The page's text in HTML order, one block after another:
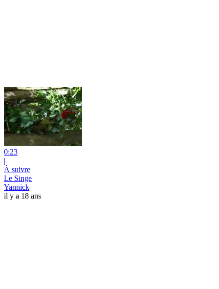
0:23
|
À suivre
Le Singe
Yannick
il y a 18 ans